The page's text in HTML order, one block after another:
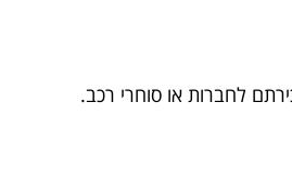
לחברות או סוחרי רכב.